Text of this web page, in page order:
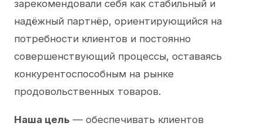
зарекомендовали себя как стабильный и
надёжный партнёр, ориентирующийся на
потребности клиентов и постоянно
совершенствующий процессы, оставаясь
конкурентоспособным на рынке
продовольственных товаров.
Наша цель — обеспечивать клиентов